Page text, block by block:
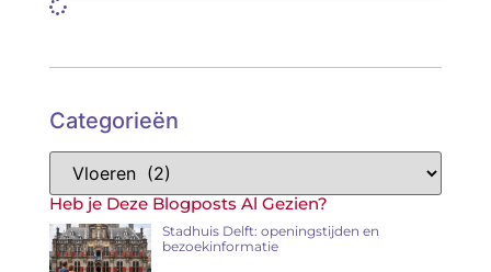
Categorieën
Heb je Deze Blogposts Al Gezien?
Stadhuis Delft: openingstijden en
bezoekinformatie